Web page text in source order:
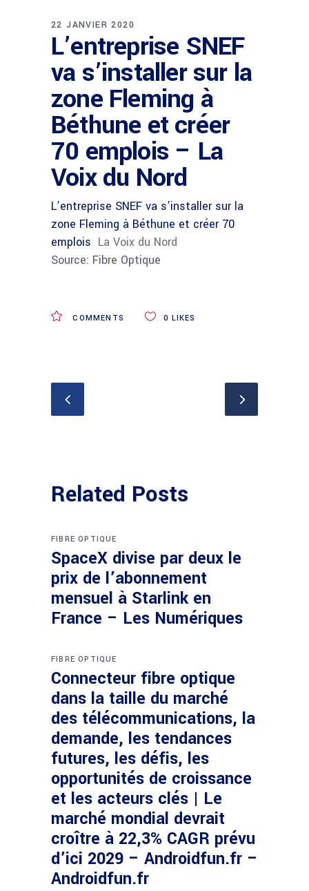
22 JANVIER 2020
L’entreprise SNEF
va s’installer sur la
zone Fleming à
Béthune et créer
70 emplois – La
Voix du Nord
L’entreprise SNEF va s’installer sur la
zone Fleming à Béthune et créer 70
emplois La Voix du Nord
Source: Fibre Optique
COMMENTS 0 LIKES
Related Posts
FIBRE OPTIQUE
SpaceX divise par deux le
prix de l’abonnement
mensuel à Starlink en
France – Les Numériques
FIBRE OPTIQUE
Connecteur fibre optique
dans la taille du marché
des télécommunications, la
demande, les tendances
futures, les défis, les
opportunités de croissance
et les acteurs clés | Le
marché mondial devrait
croître à 22,3% CAGR prévu
d’ici 2029 – Androidfun.fr –
Androidfun.fr